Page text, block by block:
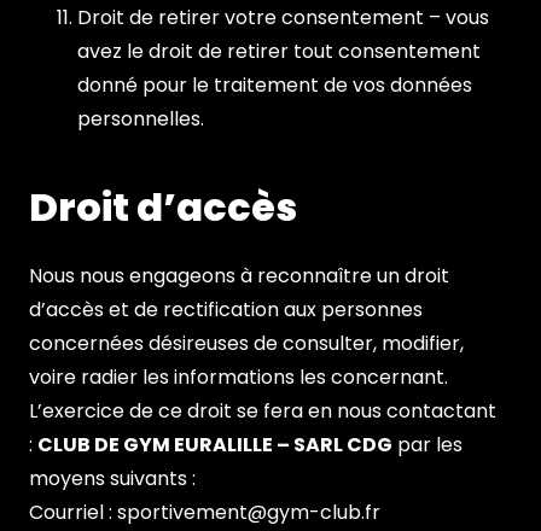
Droit de retirer votre consentement – vous
avez le droit de retirer tout consentement
donné pour le traitement de vos données
personnelles.
Droit d’accès
Nous nous engageons à reconnaître un droit
d’accès et de rectification aux personnes
concernées désireuses de consulter, modifier,
voire radier les informations les concernant.
L’exercice de ce droit se fera en nous contactant
: CLUB DE GYM EURALILLE – SARL CDG par les
moyens suivants :
Courriel : sportivement@gym-club.fr